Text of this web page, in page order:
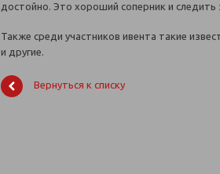
достойно. Это хороший соперник и следить
Также среди участников ивента такие
и другие.
Вернуться к списку